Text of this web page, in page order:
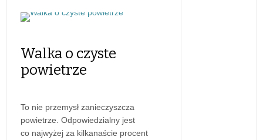
Walka o czyste
powietrze
To nie przemysł zanieczyszcza
powietrze. Odpowiedzialny jest
co najwyżej za kilkanaście procent